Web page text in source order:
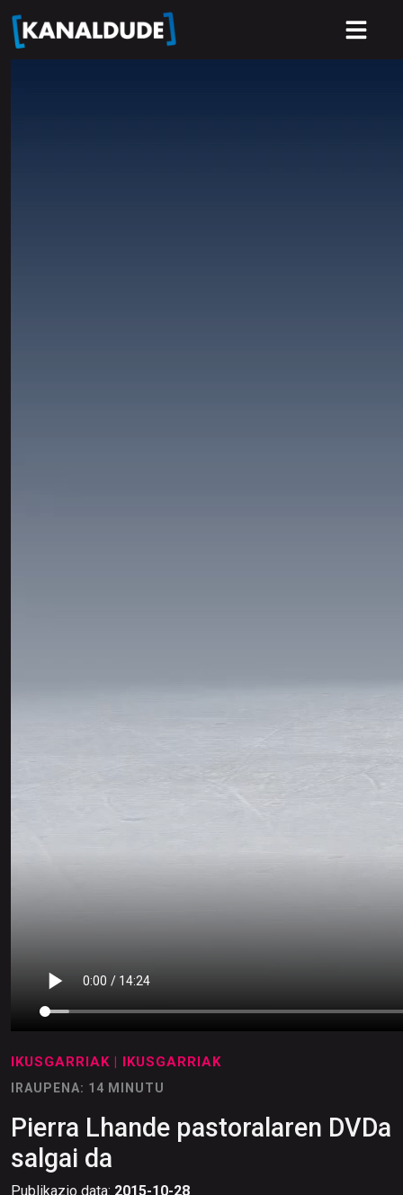
IKUSGARRIAK | IKUSGARRIAK
IRAUPENA: 14 MINUTU
Pierra Lhande pastoralaren DVDa
salgai da
Publikazio data: 2015-10-28